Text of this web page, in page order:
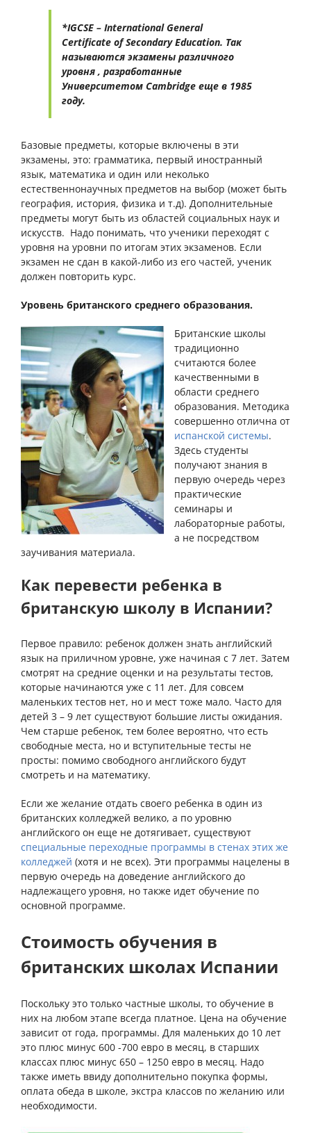
*IGCSE – International General
Certificate of Secondary Education. Так
называются экзамены различного
уровня , разработанные
Университетом Cambridge еще в 1985
году.
Базовые предметы, которые включены в эти
экзамены, это: грамматика, первый иностранный
язык, математика и один или неколько
естественнонаучных предметов на выбор (может быть
география, история, физика и т.д). Дополнительные
предметы могут быть из областей социальных наук и
искусств. Надо понимать, что ученики переходят с
уровня на уровни по итогам этих экзаменов. Если
экзамен не сдан в какой-либо из его частей, ученик
должен повторить курс.
Уровень британского среднего образования.
Британские школы
традиционно
считаются более
качественными в
области среднего
образования. Методика
совершенно отлична от
испанской системы.
Здесь студенты
получают знания в
первую очередь через
практические
семинары и
лабораторные работы,
а не посредством
заучивания материала.
Как перевести ребенка в
британскую школу в Испании?
Первое правило: ребенок должен знать английский
язык на приличном уровне, уже начиная с 7 лет. Затем
смотрят на средние оценки и на результаты тестов,
которые начинаются уже с 11 лет. Для совсем
маленьких тестов нет, но и мест тоже мало. Часто для
детей 3 – 9 лет существуют большие листы ожидания.
Чем старше ребенок, тем более вероятно, что есть
свободные места, но и вступительные тесты не
просты: помимо свободного английского будут
смотреть и на математику.
Если же желание отдать своего ребенка в один из
британских колледжей велико, а по уровню
английского он еще не дотягивает, существуют
специальные переходные программы в стенах этих же
колледжей (хотя и не всех). Эти программы нацелены в
первую очередь на доведение английского до
надлежащего уровня, но также идет обучение по
основной программе.
Стоимость обучения в
британских школах Испании
Поскольку это только частные школы, то обучение в
них на любом этапе всегда платное. Цена на обучение
зависит от года, программы. Для маленьких до 10 лет
это плюс минус 600 -700 евро в месяц, в старших
классах плюс минус 650 – 1250 евро в месяц. Надо
также иметь ввиду дополнительно покупка формы,
оплата обеда в школе, экстра классов по желанию или
необходимости.